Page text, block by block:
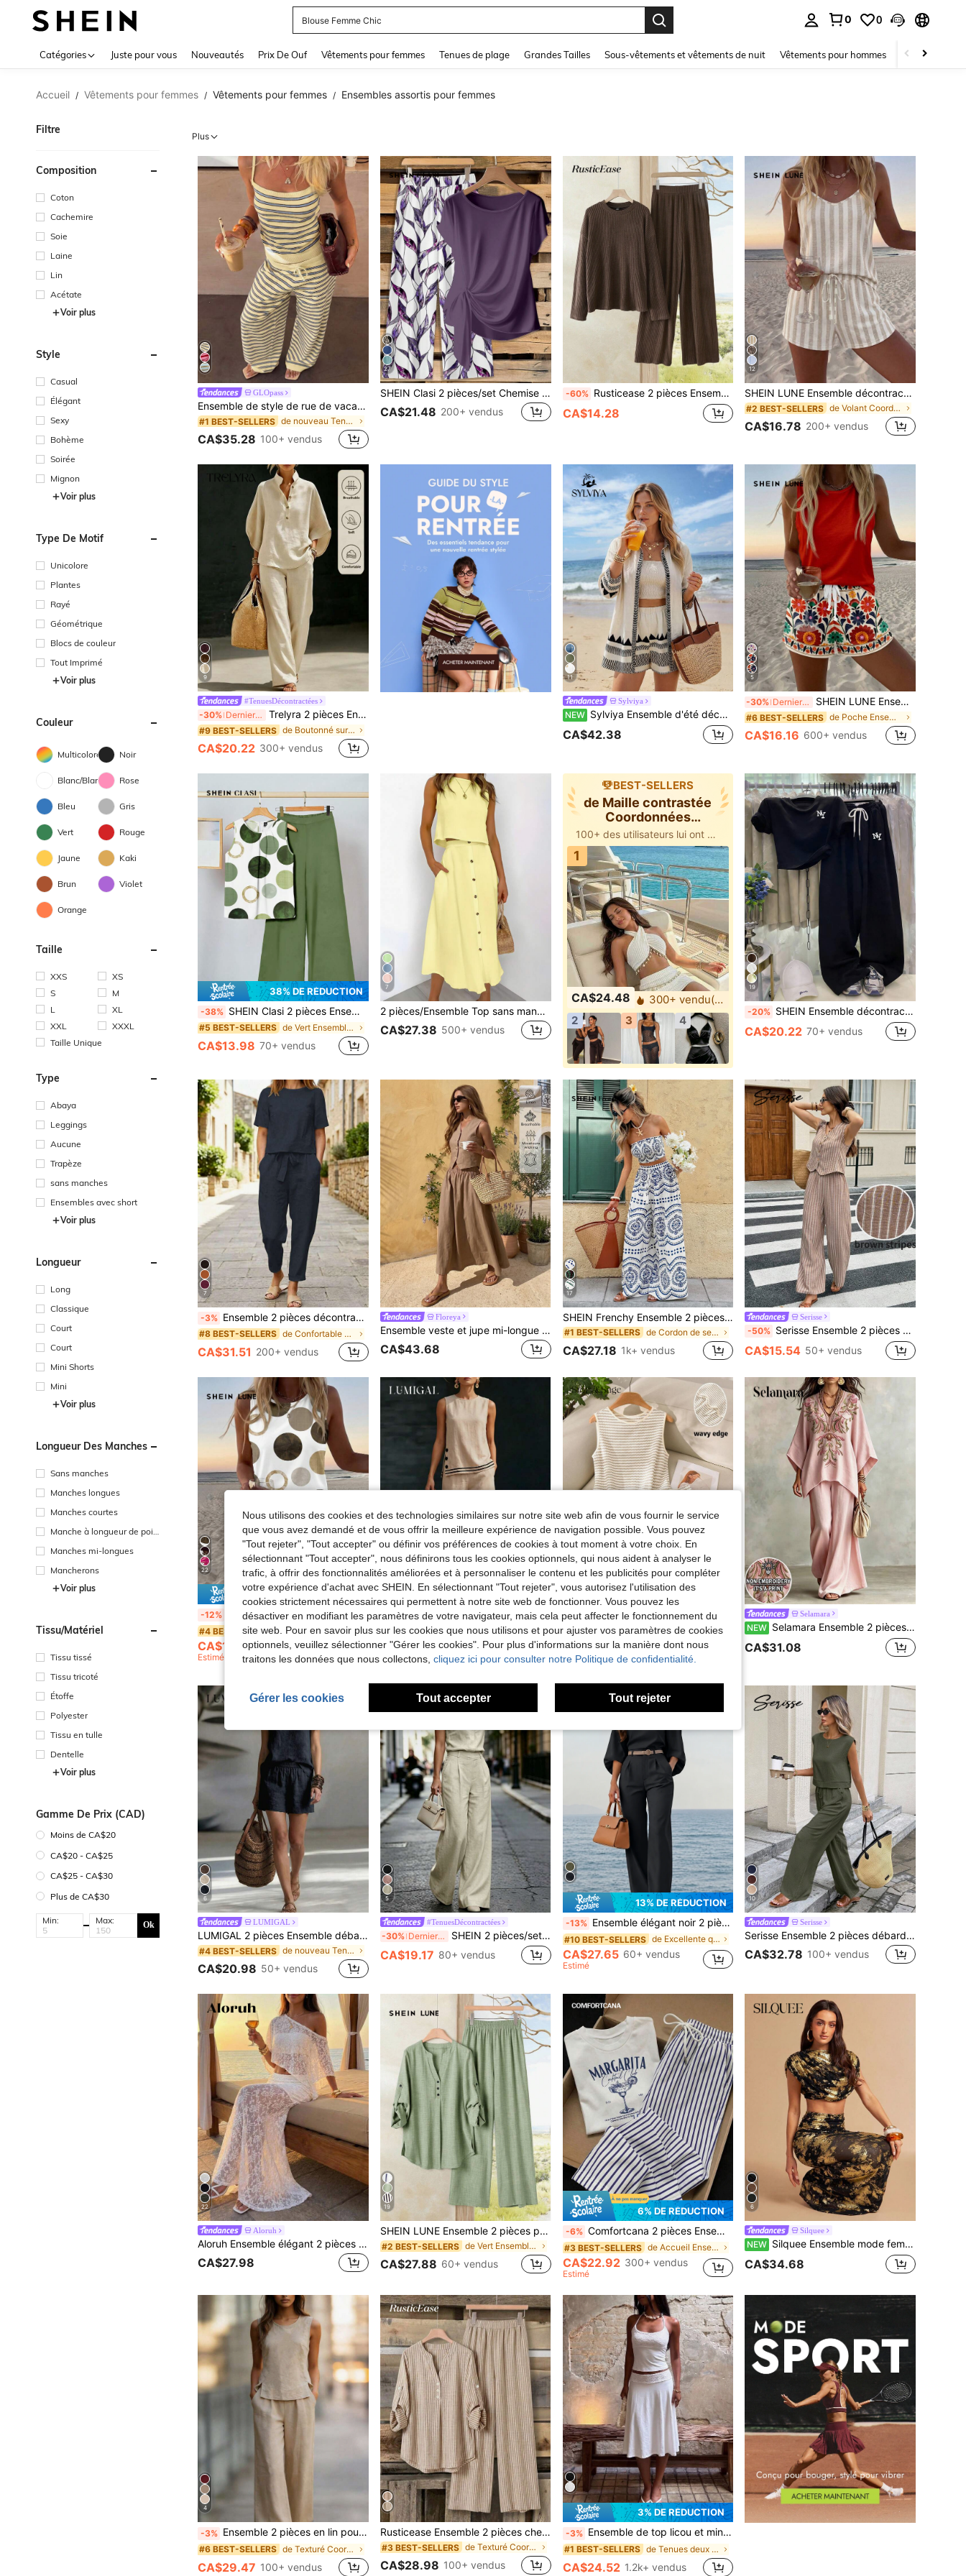
Maillot De Bain Femme
0 0
Catégories Juste pour vous Nouveautés Prix De Ouf Vêtements pour femmes Tenues de plage Grandes Tailles Sous-vêtements et vêtements de nuit Vêtements pour hommes Enfants
Accueil / Vêtements pour femmes / Vêtements pour femmes / Ensembles assortis pour femmes
Filtre
Composition
Coton
Cachemire
Soie
Laine
Lin
Acétate
Voir plus
Style
Casual
Élégant
Sexy
Bohème
Soirée
Mignon
Voir plus
Type De Motif
Unicolore
Plantes
Rayé
Géométrique
Blocs de couleur
Tout Imprimé
Voir plus
Couleur
Multicolore Noir
Blanc/Blanche Rose
Bleu Gris
Vert Rouge
Jaune Kaki
Brun Violet
Orange
Taille
XXS
XS
S
M
L
XL
XXL
XXXL
Taille Unique
Type
Abaya
Leggings
Aucune
Trapèze
sans manches
Ensembles avec short
Voir plus
Longueur
Long
Classique
Court
Court
Mini Shorts
Mini
Voir plus
Longueur Des Manches
Sans manches
Manches longues
Manches courtes
Manche à longueur de poig
Manches mi-longues
Mancherons
Voir plus
Tissu/matériel
Tissu tissé
Tissu tricoté
Étoffe
Polyester
Tissu en tulle
Dentelle
Voir plus
Gamme De Prix (CAD)
Moins de CA$20
CA$20 - CA$25
CA$25 - CA$30
Plus de CA$30
Min: Max: Ok
Plus
GLOpass
Ensemble de style de rue de vacances tricoté rayé jaune & bleu 2026, Top à bretelles spaghetti + Pantalon large, Tenue décontractée 2 pièces élégante d'été
#1 BEST-SELLERS de nouveau Tenues deux pièces pour femmes
CA$35.28 100+ vendus
27
SHEIN Clasi 2 pièces/set Chemise femme décontractée avec nœud papillon violet et pantalon droit ample à imprimé géométrique, convient pour le début de l'automne, le printemps et l'été
CA$21.48 200+ vendus
-60% Rusticease 2 pièces Ensemble tricoté décontracté femme, col rond, épaules tombantes, manches longues, couleur unie, texture
CA$14.28
12
SHEIN LUNE Ensemble décontracté pour femme avec top camisole et short à rayures et blocs de couleurs pour tous les jours
#2 BEST-SELLERS de Volant Coordonnées féminines
CA$16.78 200+ vendus
9
#TenuesDécontractées
-30% Derniers 3 jours Trelyra 2 pièces Ensemble vacances abricot, Top et pantalon large, tenue élégante de style campagnard pour femmes, vêtements de plage pour vacances d'été
#9 BEST-SELLERS de Boutonné sur le devant Coordonnées féminines
CA$20.22 300+ vendus
11
Sylviya
NEW Sylviya Ensemble d'été décontracté pour femmes 3 pièces avec chemise à manches longues et imprimé floral
CA$42.38
5
-30% Derniers 3 jours SHEIN LUNE Ensemble 2 pièces débardeur col rond et short décontracté pour femme, adapté pour l'été
#6 BEST-SELLERS de Poche Ensembles assortis deux pièces
CA$16.16 600+ vendus
38% DE RÉDUCTION
-38% SHEIN Clasi 2 pièces Ensemble femme à motif de pois minimaliste et décontracté, adapté pour l'été
#5 BEST-SELLERS de Vert Ensembles assortis
CA$13.98 70+ vendus
7
2 pièces/Ensemble Top sans manches de couleur unie pour femmes printemps/été + Jupe trapèze ample décontractée avec décoration de boutons devant, Tenue d'été élégante jaune, Vacationcore
CA$27.38 500+ vendus
BEST-SELLERS
de Maille contrastée
Coordonnées
féminines
acheté il y a 36 minutes
100+ des utilisateurs lui ont donné 5 étoiles
acheté il y a 36 minutes
1
CA$24.48
300+ vendu(e)(s)
2
3 4
19
-20% SHEIN Ensemble décontracté d'été 2 pièces pour femmes, convenant pour un usage quotidien et sportif, t-shirt à col rond à manches courtes avec imprimé lettres New York NY en noir, design élégant et confortable, ensemble 2 pièces décontracté pour l'extérieur
CA$20.22 70+ vendus
7
-3% Ensemble 2 pièces décontracté d'été pour femmes, convient pour les vacances décontractées et le port quotidien, tenue d'été, tenue d'extérieur. Matériau en lin. Élégant
#8 BEST-SELLERS de Confortable Tenues deux pièces pour femmes
CA$31.51 200+ vendus
Floreya
Ensemble veste et jupe mi-longue en lin de couleur unie, veste col V au look élégant et Top de gamme, ensemble 2 pièces décontracté pour femmes, tenue d'été pour femmes
CA$43.68
17
SHEIN Frenchy Ensemble 2 pièces femme pour vacances, top bandeau court imprimé plante et pantalon large
#1 BEST-SELLERS de Cordon de serrage Tenues deux pièces pour femme
CA$27.18 1k+ vendus
Serisse
-50% Serisse Ensemble 2 pièces décontracté pour femmes, composé d'un gilet à rayures boutonnage simple et d'un pantalon
CA$15.54 50+ vendus
22
12% DE RÉDUCTION
-12% SHEIN LUNE 2 pièces/Set Débardeur et short à pois décontracté pour femmes, col rond. Ensemble de deux pièces décontracté et adapté pour l'été, convient pour les sorties
#4 BEST-SELLERS de Poche Ensembles assortis deux pièces
CA$17.41 900+ vendus
Estimé
#BohoChic
LUMIGAL Ensemble 2 pièces femme d'été décontracté avec top ample à col rond et pantalon assorti
#1 BEST-SELLERS de Bande latérale Coordonnées féminines
CA$26.08 100+ vendus
14% DE RÉDUCTION
-14% Story & Sage Ensemble 2 pièces décontracté pour femme, vacances à la maison, printemps-été, débardeur sans manches et short avec poches, rayures abricot et blanc avec bordure contrastée
#4 BEST-SELLERS de Accueil Ensembles assortis deux pièces
CA$17.96 100+ vendus
Estimé
Selamara
NEW Selamara Ensemble 2 pièces style bohème de vacances rose faux rétro avec imprimé floral brodé, top col V doux à manches chauve-souris et pantalon large
CA$31.08
6
LUMIGAL
LUMIGAL 2 pièces Ensemble débardeur et short de couleur unie pour les vacances et les loisirs
#4 BEST-SELLERS de nouveau Tenues deux pièces pour femmes
CA$20.98 50+ vendus
5
#TenuesDécontractées
-30% Derniers 3 jours SHEIN 2 pièces/set Débardeur et pantalon minimalistes d'été de couleur unie avec encolure échancrée sans manches
CA$19.17 80+ vendus
13% DE RÉDUCTION
-13% Ensemble élégant noir 2 pièces pour femmes, top asymétrique assorti avec pantalon tailleur, convient pour le printemps/été, la fête des mères, le quotidien, les vacances, le bureau
#10 BEST-SELLERS de Excellente qualité Ensembles assortis deux pièc
CA$27.65 60+ vendus
Estimé
10
Serisse
Serisse Ensemble 2 pièces débardeur et pantalon décontracté unicolore pour femme, tenue de vacances
CA$32.78 100+ vendus
22
Aloruh
Aloruh Ensemble élégant 2 pièces pour femmes avec top à col asymétrique et jupe à ourlet asymétrique
CA$27.98
19
SHEIN LUNE Ensemble 2 pièces pour femme en lin vert, chemise décontractée à col V avec manches à volants et pantalon large, ensemble blouse pour femme
#2 BEST-SELLERS de Vert Ensembles assortis
CA$27.88 60+ vendus
6% DE RÉDUCTION
-6% Comfortcana 2 pièces Ensemble Top à manches courtes à col rond brodé et pantalon imprimé rayé, décontracté
#3 BEST-SELLERS de Accueil Ensembles assortis deux pièces
CA$22.92 300+ vendus
Estimé
6
Silquee
NEW Silquee Ensemble mode femme élégant deux pièces avec top court plissé et jupe sirène en tissu à feuille d'or, pour sorties sociales et extérieur
CA$34.68
4
-3% Ensemble 2 pièces en lin pour femmes, débardeur col rond couleur unie et pantalon large, élégant pour l'été
#6 BEST-SELLERS de Texturé Coordonnées féminines
CA$29.47 100+ vendus
Rusticease Ensemble 2 pièces chemise à manches longues et pantalon décontracté pour femmes, tenue rayée pour femmes, costume décontracté pour femmes
#3 BEST-SELLERS de Texturé Coordonnées féminines
CA$28.98 100+ vendus
3% DE RÉDUCTION
-3% Ensemble de top licou et mini-jupe d'été pour femmes, convient pour les rendez-vous en soirée, les banquets et les fêtes, blanc élégant, soirée de rendez-vous
#1 BEST-SELLERS de Tenues deux pièces pour femmes
CA$24.52 1.2k+ vendus
Nous utilisons des cookies et des technologies similaires sur notre site web afin de vous fournir le service
que vous avez demandé et de vous offrir la meilleure expérience de navigation possible. Vous pouvez
"Tout rejeter", "Tout accepter" ou définir vos préférences de cookies à tout moment à votre choix. En
sélectionnant "Tout accepter", nous définirons tous les cookies optionnels, qui nous aident à analyser le
trafic, à offrir des fonctionnalités améliorées et à personnaliser le contenu et les publicités pour compléter
votre expérience d'achat avec SHEIN. En sélectionnant "Tout rejeter", vous autorisez l'utilisation des
cookies strictement nécessaires qui permettent à notre site web de fonctionner. Vous pouvez les
désactiver en modifiant les paramètres de votre navigateur, mais cela peut affecter le fonctionnement du
site web. Pour en savoir plus sur les cookies que nous utilisons et pour ajuster vos paramètres de cookies
optionnels, veuillez sélectionner "Gérer les cookies". Pour plus d'informations sur la manière dont nous
traitons les données que nous collectons, cliquez ici pour consulter notre Politique de confidentialité.
Gérer les cookies Tout accepter Tout rejeter